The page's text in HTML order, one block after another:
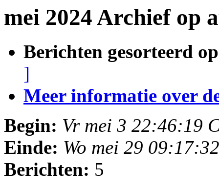
mei 2024 Archief op
Berichten gesorteerd
]
Meer informatie over
Begin: Vr mei 3 22:46:19
Einde: Wo mei 29
Berichten: 5